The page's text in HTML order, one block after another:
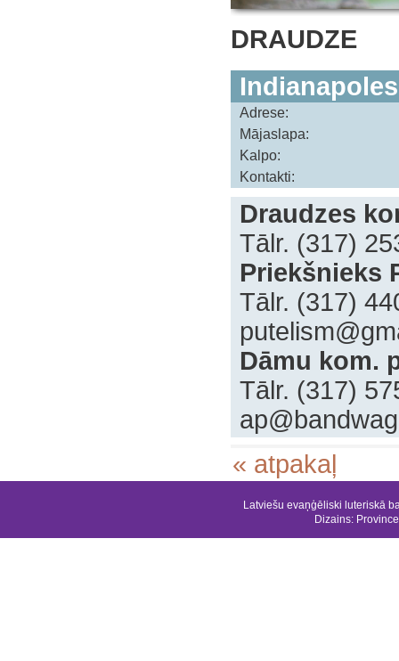
DRAUDZE
Adrese:
Mājaslapa:
Kalpo:
Kontakti:
Draudzes
Tālr. (317)
Priekšnieks
Tālr. (317)
Dāmu kom.
Tālr. (317)
« atpakaļ
Latviešu evaņģēliski luteriskā
Dizains: